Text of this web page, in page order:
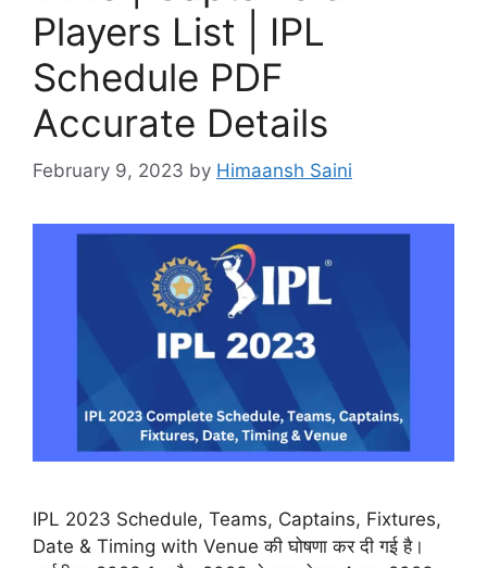
Players List | IPL
Schedule PDF
Accurate Details
February 9, 2023 by Himaansh Saini
IPL 2023 Schedule, Teams, Captains, Fixtures,
Date & Timing with Venue की घोषणा कर दी गई है।